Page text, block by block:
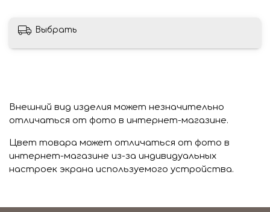
Выбрать
Внешний вид изделия может незначительно
отличаться от фото в интернет-магазине.
Цвет товара может отличаться от фото в
интернет-магазине из-за индивидуальных
настроек экрана используемого устройства.